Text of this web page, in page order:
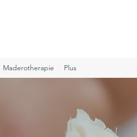
Maderotherapie Plus